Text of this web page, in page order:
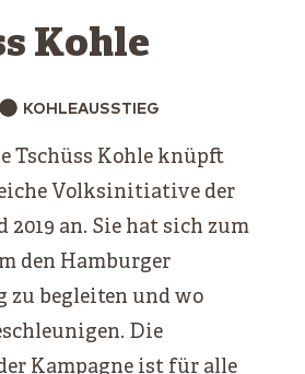
Kohle
KOHLEAUSSTIEG
Tschüss Kohle knüpft
Volksinitiative der
2019 an. Sie hat sich zum
den Hamburger
zu begleiten und wo
Die
Kampagne ist für alle